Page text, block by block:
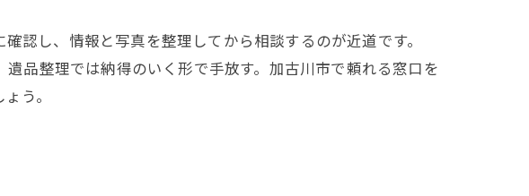
認し、情報と写真を整理してから相談するのが近道です。
品整理では納得のいく形で手放す。加古川市で頼れる窓口を
う。